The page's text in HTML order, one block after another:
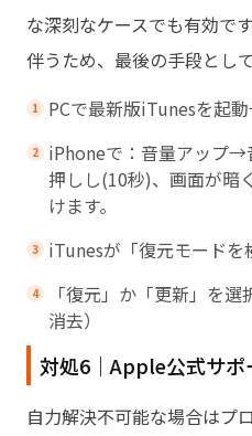
な深刻なケースでも有効で
伴うため、最後の手段とし
PCで最新版iTunesを起
iPhoneで：音量アップ
押しし(10秒)、画面が暗
けます。
iTunesが「復元モード
「復元」か「更新」を
消去）
対処6｜Apple公式サポ
自力解決不可能な場合はプ